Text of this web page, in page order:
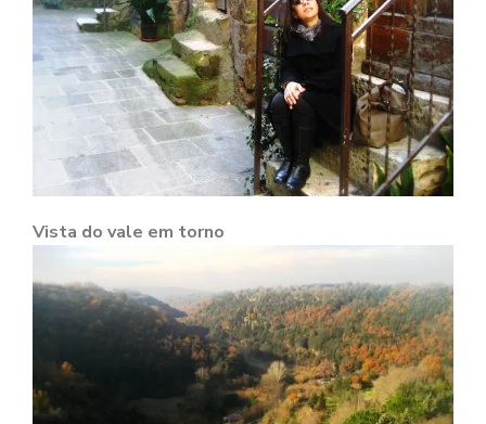
Vista do vale em torno